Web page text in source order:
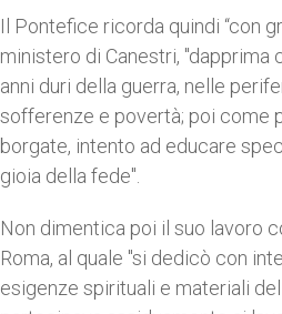
Il Pontefice ricorda quindi “con
ministero di Canestri, "dapprima
anni duri della guerra, nelle
sofferenze e povertà; poi come
borgate, intento ad educare
gioia della fede".
Non dimentica poi il suo lavoro
Roma, al quale "si dedicò con
esigenze spirituali e materiali